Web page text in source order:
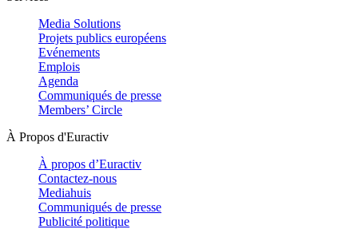
Media Solutions
Projets publics européens
Evénements
Emplois
Agenda
Communiqués de presse
Members’ Circle
À Propos d'Euractiv
À propos d’Euractiv
Contactez-nous
Mediahuis
Communiqués de presse
Publicité politique